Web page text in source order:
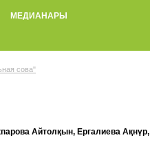
МЕДИАНАРЫ
сова"
Айтолқын, Ергалиева Ақнүр,